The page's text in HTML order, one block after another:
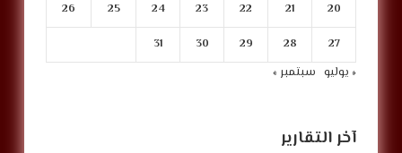
20
21
22
23
24
25
26
27
28
29
30
31
« يوليو سبتمبر »
آخر التقارير